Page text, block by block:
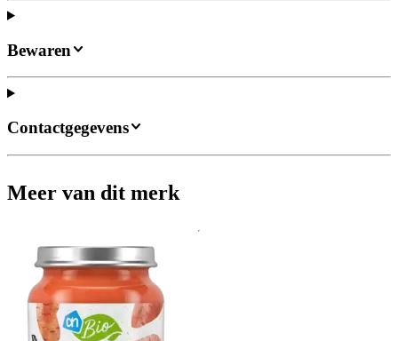
Bewaren
Contactgegevens
Meer van dit merk